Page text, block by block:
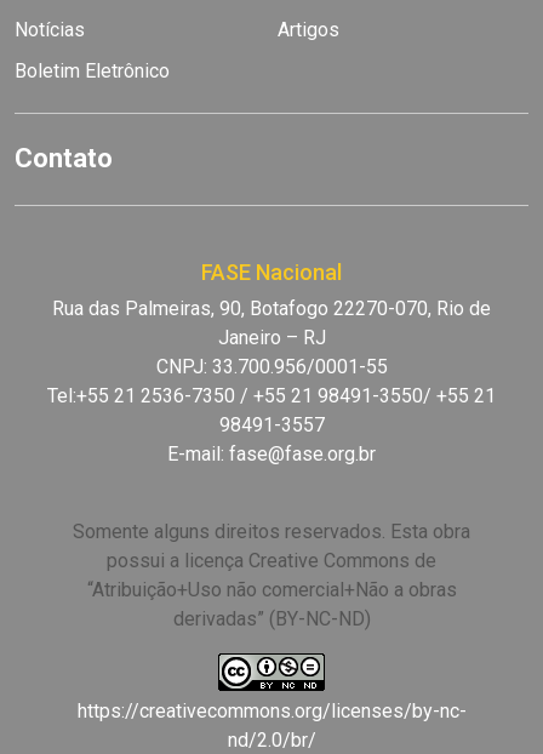
Notícias
Artigos
Boletim Eletrônico
Contato
FASE Nacional
Rua das Palmeiras, 90, Botafogo 22270-070, Rio de
Janeiro – RJ
CNPJ: 33.700.956/0001-55
Tel:+55 21 2536-7350 / +55 21 98491-3550/ +55 21
98491-3557
E-mail: fase@fase.org.br
Somente alguns direitos reservados. Esta obra
possui a licença Creative Commons de
“Atribuição+Uso não comercial+Não a obras
derivadas” (BY-NC-ND)
https://creativecommons.org/licenses/by-nc-
nd/2.0/br/